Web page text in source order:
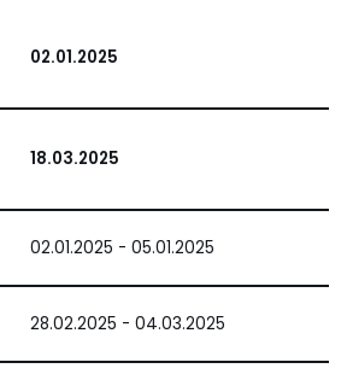
02.01.2025
18.03.2025
02.01.2025 - 05.01.2025
28.02.2025 - 04.03.2025